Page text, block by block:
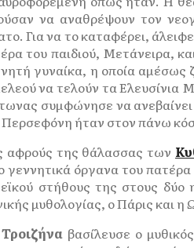
να αναθρέψουν τον
Για να το καταφέρει,
του παιδιού, Μετάνειρα,
γυναίκα, η οποία αμέσως
να τελούν τα Ελευσίνια
συμφώνησε να ανεβαίνει
ήταν στον πάνω
αφρούς της θάλασσας των
γεννητικά όργανα του
στήθους της στους δύο
μυθολογίας, ο Πάρις και
Τροιζήναβασίλευσε ο